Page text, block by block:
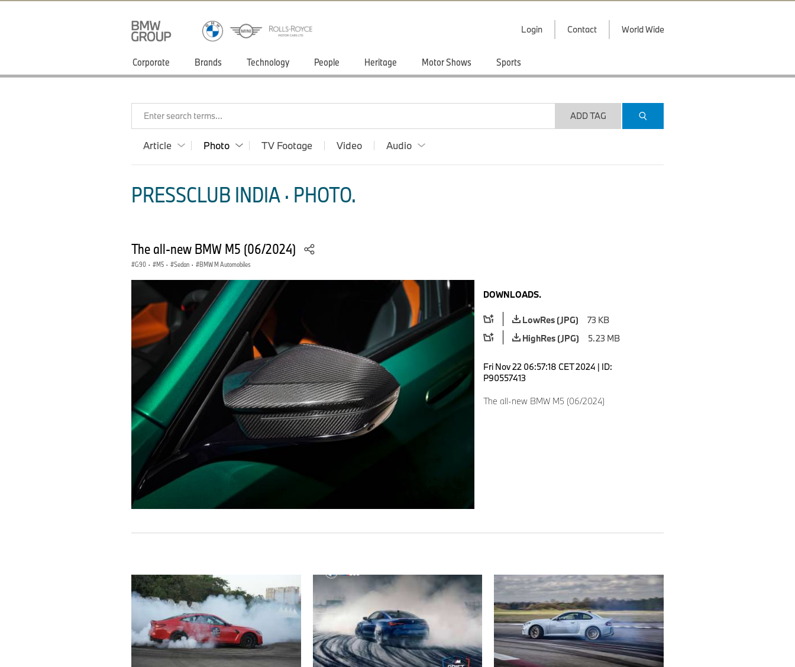
Login Contact World Wide
Corporate Brands Technology People Heritage Motor Shows Sports
Enter search terms... ADD TAG
Article Photo TV Footage Video Audio
PRESSCLUB INDIA · PHOTO.
The all-new BMW M5 (06/2024)
G90 · M5 · Sedan · BMW M Automobiles
DOWNLOADS.
LowRes (JPG)
73 KB
HighRes (JPG)
5.23 MB
Fri Nov 22 06:57:18 CET 2024 | ID:
P90557413
The all-new BMW M5 (06/2024)